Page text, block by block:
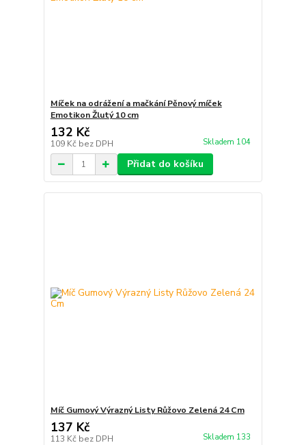
Míček na odrážení a mačkání Pěnový míček
Emotikon Žlutý 10 cm
132 Kč
109 Kč bez DPH Skladem 104
Přidat do košíku
Míč Gumový Výrazný Listy Růžovo Zelená 24 Cm
137 Kč
113 Kč bez DPH Skladem 133